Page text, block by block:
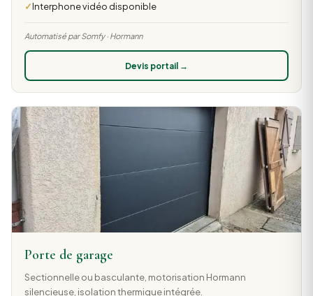
Interphone vidéo disponible
Automatisé par Somfy · Hormann
Devis portail →
Porte de garage
Sectionnelle ou basculante, motorisation Hormann
silencieuse, isolation thermique intégrée.